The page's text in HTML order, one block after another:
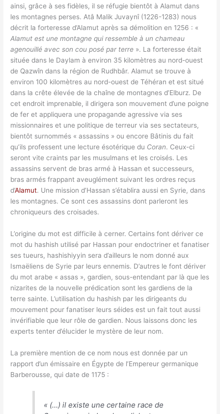
ainsi, grâce à ses fidèles, il se réfugie bientôt à Alamut dans
les montagnes perses. Atâ Malik Juvaynî (1226-1283) nous
décrit la forteresse d’Alamut après sa démolition en 1256 : «
Alamut est une montagne qui ressemble à un chameau
agenouillé avec son cou posé par terre ». La forteresse était
située dans le Daylam à environ 35 kilomètres au nord-ouest
de Qazwîn dans la région de Rudhbâr. Alamut se trouve à
environ 100 kilomètres au nord-ouest de Téhéran et est situé
dans la crête élevée de la chaîne de montagnes d’Elburz. De
cet endroit imprenable, il dirigera son mouvement d’une poigne
de fer et appliquera une propagande agressive via ses
missionnaires et une politique de terreur via ses sectateurs,
bientôt surnommés « assassins » ou encore Bâtinis du fait
qu’ils professent une lecture ésotérique du Coran. Ceux-ci
seront vite craints par les musulmans et les croisés. Les
assassins servent de bras armé à Hassan et successeurs,
bras armés frappant aveuglément suivant les ordres reçus
d’Alamut. Une mission d’Hassan s’établira aussi en Syrie, dans
les montagnes. Ce sont ces assassins dont parleront les
chroniqueurs des croisades.
L’origine du mot est difficile à cerner. Certains font dériver ce
mot du hashish utilisé par Hassan pour endoctriner et fanatiser
ses tueurs, hashishiyyin sera d’ailleurs le nom donné aux
Ismaëliens de Syrie par leurs ennemis. D’autres le font dériver
du mot arabe « assas », gardien, sous-entendant par là que les
nizarites de la nouvelle prédication sont les gardiens de la
terre sainte. L’utilisation du hashish par les dirigeants du
mouvement pour fanatiser leurs séides est un fait tout aussi
invérifiable que leur rôle de gardien. Nous laissons donc les
experts tenter d’élucider le mystère de leur nom.
La première mention de ce nom nous est donnée par un
rapport d’un émissaire en Égypte de l’Empereur germanique
Barberousse, qui date de 1175 :
« (…) il existe une certaine race de